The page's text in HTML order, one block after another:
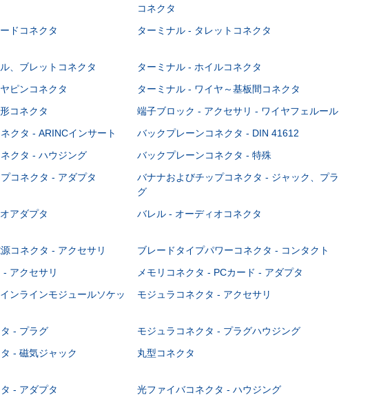
コネクタ
ドコネクタ ターミナル - タレットコネクタ
、ブレットコネクタ
ターミナル - ホイルコネクタ
ピンコネクタ
ターミナル - ワイヤ～基板間コネクタ
コネクタ
端子ブロック - アクセサリ - ワイヤフェルール
クタ - ARINCインサート
バックプレーンコネクタ - DIN 41612
クタ - ハウジング
バックプレーンコネクタ - 特殊
コネクタ - アダプタ
バナナおよびチップコネクタ - ジャック、プラ
グ
アダプタ バレル - オーディオコネクタ
コネクタ - アクセサリ
ブレードタイプパワーコネクタ - コンタクト
アクセサリ
メモリコネクタ - PCカード - アダプタ
ンラインモジュールソケッ
モジュラコネクタ - アクセサリ
- プラグ
モジュラコネクタ - プラグハウジング
- 磁気ジャック 丸型コネクタ
- アダプタ
光ファイバコネクタ - ハウジング